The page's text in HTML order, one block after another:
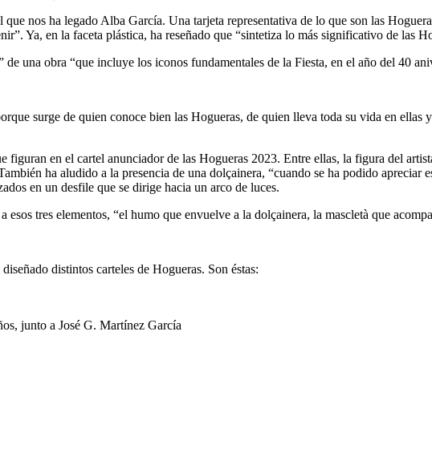
nos ha legado Alba García. Una tarjeta representativa de lo que son las
Ya, en la faceta plástica, ha reseñado que “sintetiza lo más significativo de las
una obra “que incluye los iconos fundamentales de la Fiesta, en el año del 40
surge de quien conoce bien las Hogueras, de quien lleva toda su vida en ellas
figuran en el cartel anunciador de las Hogueras 2023. Entre ellas, la figura del
ha aludido a la presencia de una dolçainera, “cuando se ha podido apreciar
en un desfile que se dirige hacia un arco de luces.
tres elementos, “el humo que envuelve a la dolçainera, la mascletà que
distintos carteles de Hogueras. Son éstas:
junto a José G. Martínez García